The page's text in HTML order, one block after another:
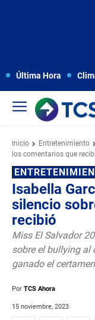
Última Hora
Inicio Entretenimiento
los comentarios que
Isabella
silencio
recibió
Miss El Salvador
sobre el bullying al
ganado el
Por TCS Ahora
15 noviembre, 2023